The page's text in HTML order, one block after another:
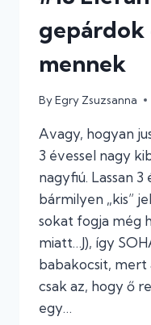
gepárdok
mennek
ByEgry Zsuzsanna
Avagy, hogyan
3 évessel nagy
nagyfiú. Lassan
bármilyen „kis”
sokat fogja még
miatt…J), így
babakocsit, mert
csak az, hogy ő
egy…